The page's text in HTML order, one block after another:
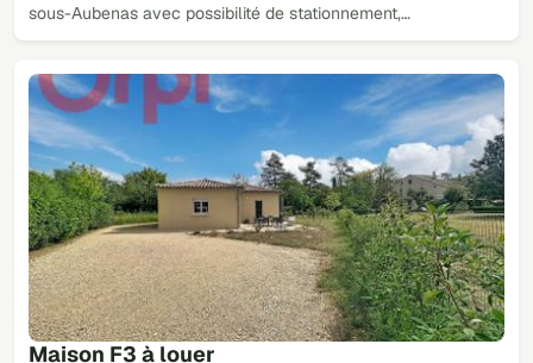
sous-Aubenas avec possibilité de stationnement,…
Maison F3 à louer